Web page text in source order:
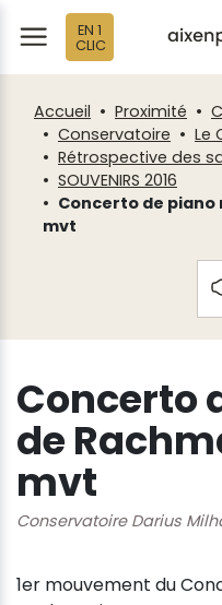
EN 1
CLIC
Accueil Proximité
Conservatoire
Le
Rétrospective des
SOUVENIRS 2016
Concerto de piano
mvt
Concerto
de
mvt
Conservatoire Darius
1er mouvement du
Fenêtre
de
chat
Panneau de gestion des